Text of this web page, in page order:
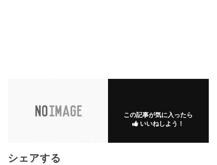
この記事が気に入ったら
いいねしよう！
シェアする